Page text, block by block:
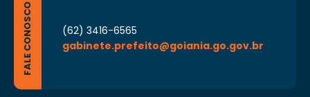
FALE CONOSCO
(62) 3416-6565
gabinete.prefeito@goiania.go.gov.br